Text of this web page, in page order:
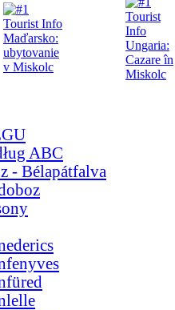
ABC
- Bélapátfalva